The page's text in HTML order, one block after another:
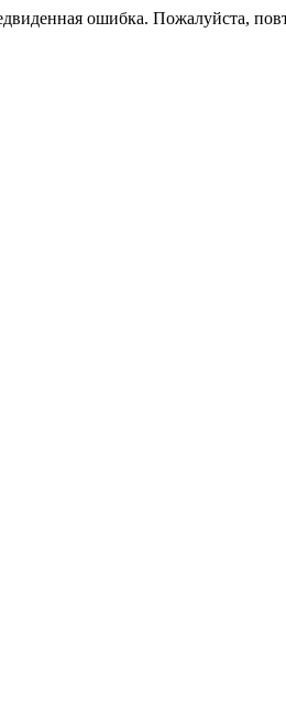
ошибка. Пожалуйста,